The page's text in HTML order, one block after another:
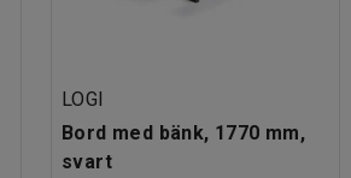
LOGI
Bord med bänk, 1770 mm,
svart